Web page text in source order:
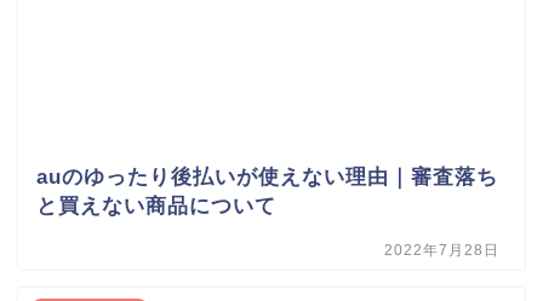
auのゆったり後払いが使えない理由｜審査落ち
と買えない商品について
2022年7月28日